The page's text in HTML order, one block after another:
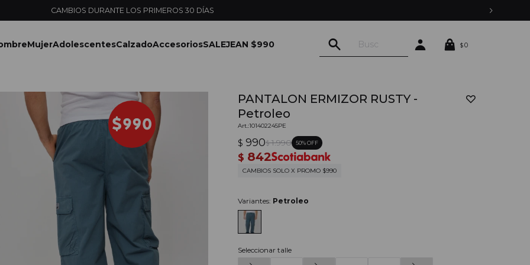
ENVÍOS EXPRESS EN MONTEVIDEO CON PEDIDOS YA
MujerAdolescentesCalzadoAccesoriosSALEJEAN $990 $0
PANTALON ERMIZOR RUSTY -
Petroleo
101402245PE
$ 990$ 1.990 50
$ 842
CAMBIOS SOLO X PROMO $990
Variantes: Petroleo
Seleccionar talle